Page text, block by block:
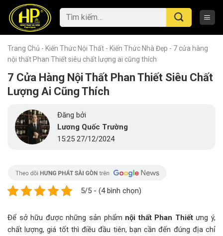
content
Tìm
kiếm:
Trang Chủ - Kiến Thức Nội Thất - Kiến Thức Nhà Đẹp - 7 cửa hàng
nội thất Phan Thiết siêu chất lượng ai cũng thích
7 Cửa Hàng Nội Thất Phan Thiết Siêu Chất
Lượng Ai Cũng Thích
Đăng bởi
Lương Quốc Trường
15:25 27/12/2024
5/5 - (4 bình chọn)
Để sở hữu được những sản phẩm nội thất Phan Thiếtưng ý,
chất lượng, giá tốt thì điều đầu tiên, bạn cần đến đúng địa chỉ